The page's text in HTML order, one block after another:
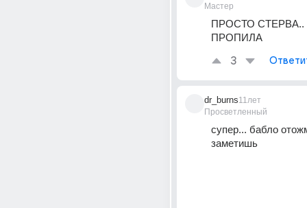
Мастер
ПРОСТО
ПРОПИЛА
3
dr_burns
Просветленный
11лет
супер... бабло
заметишь